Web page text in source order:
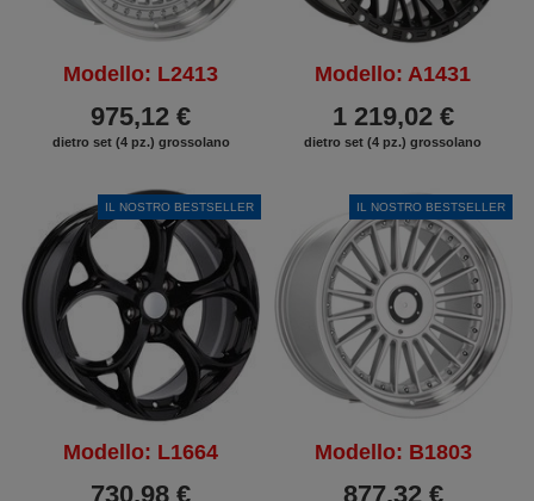
Modello: L2413
975,12 €
dietro set (4 pz.) grossolano
Modello: A1431
1 219,02 €
dietro set (4 pz.) grossolano
IL NOSTRO BESTSELLER
Modello: L1664
730,98 €
IL NOSTRO BESTSELLER
Modello: B1803
877,32 €